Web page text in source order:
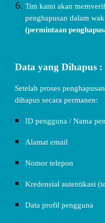
Tim kami akan
penghapusan dalam
(permintaan
Data yang Dihapus :
Setelah proses
dihapus secara permanen:
ID pengguna / Nama
Alamat email
Nomor telepon
Kredensial autentikasi
Data profil pengguna